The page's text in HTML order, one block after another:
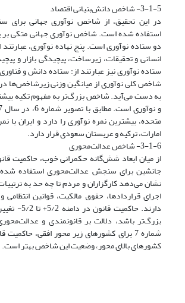
3-1-5- شاخص دانش‌بنیانی اقتصاد
در این تحقیق، از شاخص نوآوری جهانی برای
استفاده شده است. شاخص نوآوری جهانی متکی بر
دو ستاده نوآوری است. پنج نهاده نوآوری، عبارتند
انسانی و تحقیقات، زیرساخت، پیچیدگی بازار و
ستاده نوآوری نیز عبارتند از: ستاده دانش و
به دست می‌آید. شاخص بزرگ‌تر به مفهوم تکیه
امارات، ترکیه و عربستان سعودی قرار دارد.
3-1-6- شاخص عدالت‌محوری
از میان ابعاد شش‌گانه حکمرانی خوب، حاکمیت
جانشین برای سنجش عدالت‌محوری استفاده
نشان می‌دهد کارگزاران و مردم تا چه حد به
اجرای قراردادها، حقوق مالکیت، قوانین انتظامی
دارند. حاکمیت
بزرگ‌تر باشد، دلالت بر قانونمندی و
شماره 7 برای کشورهای زیر محور افقی،
کشورهای بالای محور، وضعیت این شاخص بهتر است.